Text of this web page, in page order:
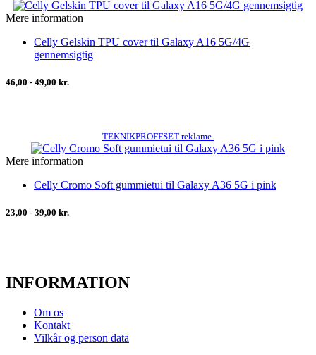
Mere information
Celly Gelskin TPU cover til Galaxy A16 5G/4G
gennemsigtig
46,00 - 49,00 kr.
TEKNIKPROFFSET reklame
Mere information
Celly Cromo Soft gummietui til Galaxy A36 5G i pink
23,00 - 39,00 kr.
INFORMATION
Om os
Kontakt
Vilkår og person data